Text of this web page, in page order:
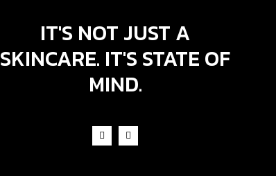
IT'S NOT JUST A
SKINCARE. IT'S STATE OF
MIND.